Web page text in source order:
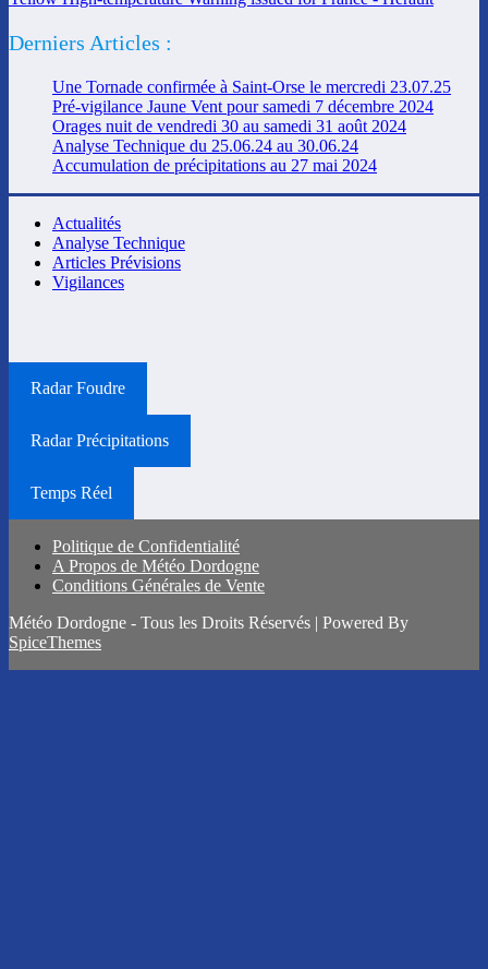
Derniers Articles :
Une Tornade confirmée à Saint-Orse le mercredi 23.07.25
Pré-vigilance Jaune Vent pour samedi 7 décembre 2024
Orages nuit de vendredi 30 au samedi 31 août 2024
Analyse Technique du 25.06.24 au 30.06.24
Accumulation de précipitations au 27 mai 2024
Actualités
Analyse Technique
Articles Prévisions
Vigilances
Radar Foudre
Radar Précipitations
Temps Réel
Politique de Confidentialité
A Propos de Météo Dordogne
Conditions Générales de Vente
Météo Dordogne - Tous les Droits Réservés | Powered By
SpiceThemes